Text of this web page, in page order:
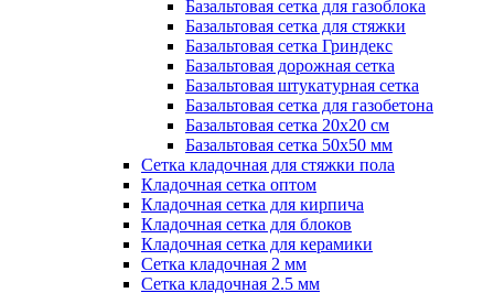
Базальтовая сетка для газоблока
Базальтовая сетка для стяжки
Базальтовая сетка Гриндекс
Базальтовая дорожная сетка
Базальтовая штукатурная сетка
Базальтовая сетка для газобетона
Базальтовая сетка 20x20 см
Базальтовая сетка 50x50 мм
Сетка кладочная для стяжки пола
Кладочная сетка оптом
Кладочная сетка для кирпича
Кладочная сетка для блоков
Кладочная сетка для керамики
Сетка кладочная 2 мм
Сетка кладочная 2.5 мм